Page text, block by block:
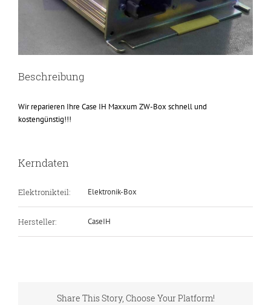
Beschreibung
Wir reparieren Ihre Case IH Maxxum ZW-Box schnell und
kostengünstig!!!
Kerndaten
Elektronikteil: Elektronik-Box
Hersteller: CaseIH
Share This Story, Choose Your Platform!